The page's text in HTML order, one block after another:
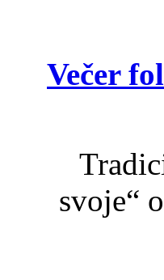
Večer
svoje“